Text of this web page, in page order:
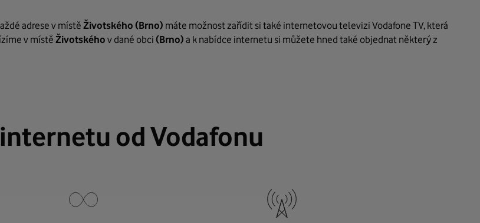
adrese v místě Životského (Brno) máte možnost zařídit si také internetovou televizi Vodafone TV, která
v místě Životského v dané obci (Brno) a k nabídce internetu si můžete hned také objednat některý z
od Vodafonu